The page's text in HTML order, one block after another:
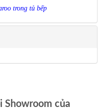
trong tủ bếp
Showroom của